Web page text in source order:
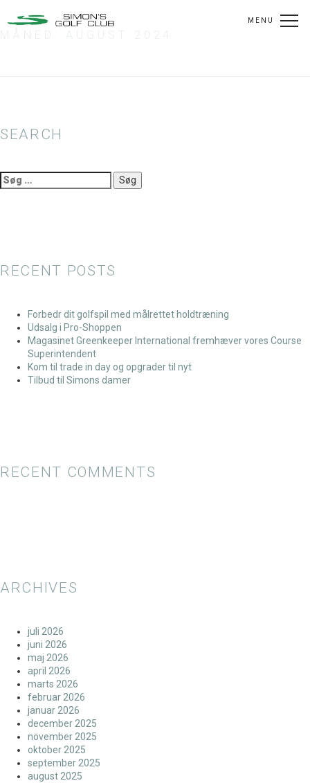
MENU
SEARCH
Søg
efter:
RECENT POSTS
Forbedr dit golfspil med målrettet holdtræning
Udsalg i Pro-Shoppen
Magasinet Greenkeeper International fremhæver vores Course
Superintendent
Kom til trade in day og opgrader til nyt
Tilbud til Simons damer
RECENT COMMENTS
ARCHIVES
juli 2026
juni 2026
maj 2026
april 2026
marts 2026
februar 2026
januar 2026
december 2025
november 2025
oktober 2025
september 2025
august 2025